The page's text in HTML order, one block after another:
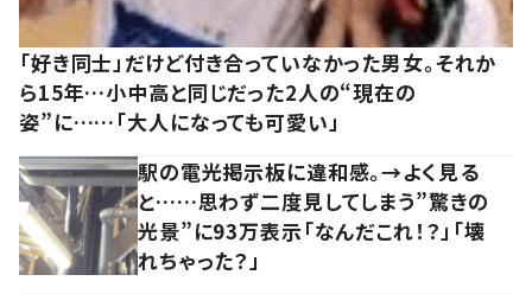
「好き同士」だけど付き合っていなかった男女。それか
ら15年…小中高と同じだった2人の“現在の
姿”に……「大人になっても可愛い」
駅の電光掲示板に違和感。→よく見る
と……思わず二度見してしまう”驚きの
光景”に93万表示「なんだこれ！？」「壊
れちゃった？」